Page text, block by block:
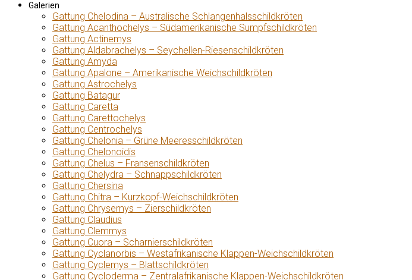
Galerien
Gattung Chelodina – Australische Schlangenhalsschildkröten
Gattung Acanthochelys – Südamerikanische Sumpfschildkröten
Gattung Actinemys
Gattung Aldabrachelys – Seychellen-Riesenschildkröten
Gattung Amyda
Gattung Apalone – Amerikanische Weichschildkröten
Gattung Astrochelys
Gattung Batagur
Gattung Caretta
Gattung Carettochelys
Gattung Centrochelys
Gattung Chelonia – Grüne Meeresschildkröten
Gattung Chelonoidis
Gattung Chelus – Fransenschildkröten
Gattung Chelydra – Schnappschildkröten
Gattung Chersina
Gattung Chitra – Kurzkopf-Weichschildkröten
Gattung Chrysemys – Zierschildkröten
Gattung Claudius
Gattung Clemmys
Gattung Cuora – Scharnierschildkröten
Gattung Cyclanorbis – Westafrikanische Klappen-Weichschildkröten
Gattung Cyclemys – Blattschildkröten
Gattung Cycloderma – Zentralafrikanische Klappen-Weichschildkröten